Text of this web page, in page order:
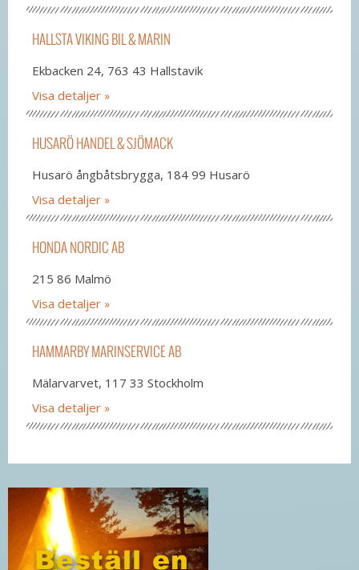
HALLSTA VIKING BIL & MARIN
Ekbacken 24, 763 43 Hallstavik
Visa detaljer
HUSARÖ HANDEL & SJÖMACK
Husarö ångbåtsbrygga, 184 99 Husarö
Visa detaljer
HONDA NORDIC AB
215 86 Malmö
Visa detaljer
HAMMARBY MARINSERVICE AB
Mälarvarvet, 117 33 Stockholm
Visa detaljer